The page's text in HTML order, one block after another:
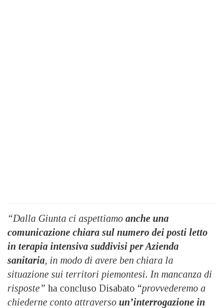
“Dalla Giunta ci aspettiamo anche una
comunicazione chiara sul numero dei posti letto
in terapia intensiva suddivisi per Azienda
sanitaria, in modo di avere ben chiara la
situazione sui territori piemontesi. In mancanza di
risposte” ha concluso Disabato “provvederemo a
chiederne conto attraverso un’interrogazione in